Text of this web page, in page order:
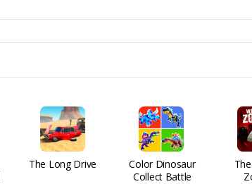
The Long Drive
Color Dinosaur
Collect Battle